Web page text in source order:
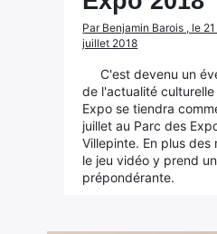
Par Benjamin Barois , le
juillet 2018
C'est devenu un
de l'actualité
Expo se tiendra
juillet au Parc des
Villepinte. En plus des
le jeu vidéo y prend
prépondérante.